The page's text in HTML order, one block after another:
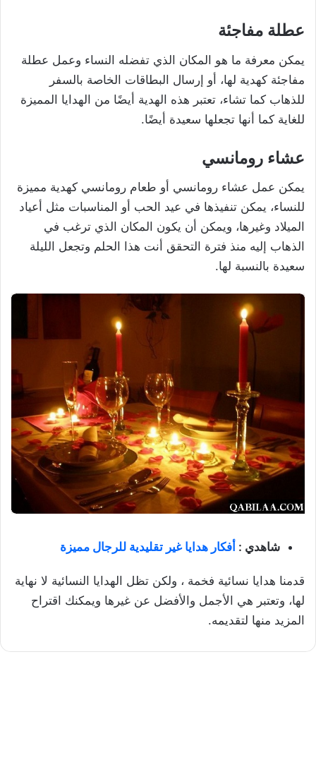
عطلة مفاجئة
يمكن معرفة ما هو المكان الذي تفضله النساء وعمل عطلة
مفاجئة كهدية لها، أو إرسال البطاقات الخاصة بالسفر
للذهاب كما تشاء، تعتبر هذه الهدية أيضًا من الهدايا المميزة
للغاية كما أنها تجعلها سعيدة أيضًا.
عشاء رومانسي
يمكن عمل عشاء رومانسي أو طعام رومانسي كهدية مميزة
للنساء، يمكن تنفيذها في عيد الحب أو المناسبات مثل أعياد
الميلاد وغيرها، ويمكن أن يكون المكان الذي ترغب في
الذهاب إليه منذ فترة التحقق أنت هذا الحلم وتجعل الليلة
سعيدة بالنسبة لها.
شاهدي : أفكار هدايا غير تقليدية للرجال مميزة
قدمنا هدايا نسائية فخمة ، ولكن تظل الهدايا النسائية لا نهاية
لها، وتعتبر هي الأجمل والأفضل عن غيرها ويمكنك اقتراح
المزيد منها لتقديمه.